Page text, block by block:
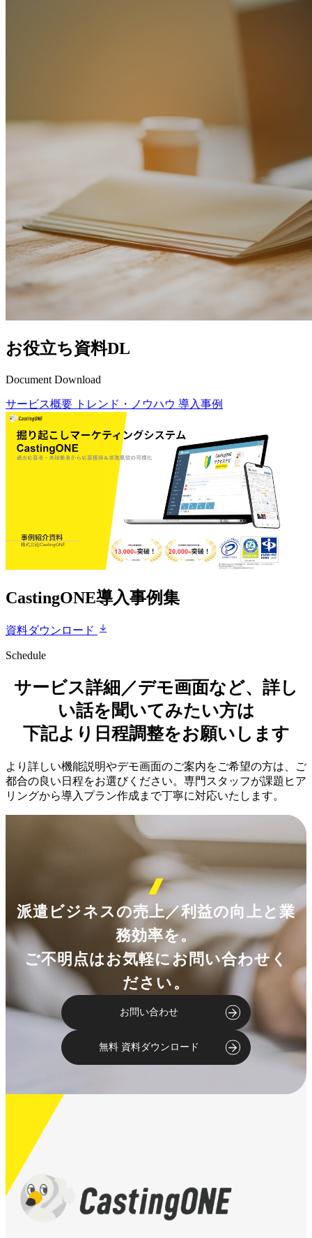
お役立ち資料DL
Document Download
サービス概要 トレンド・ノウハウ 導入事例
CastingONE導入事例集
資料ダウンロード
Schedule
サービス詳細／デモ画面など、詳し
い話を聞いてみたい方は
下記より日程調整をお願いします
より詳しい機能説明やデモ画面のご案内をご希望の方は、ご
都合の良い日程をお選びください。専門スタッフが課題ヒア
リングから導入プラン作成まで丁寧に対応いたします。
派遣ビジネスの売上／利益の向上と業
務効率を。
ご不明点はお気軽にお問い合わせく
ださい。
お問い合わせ
無料 資料ダウンロード